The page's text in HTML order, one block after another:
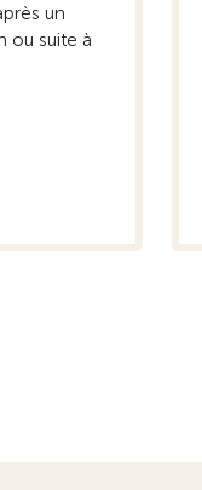
un
ou suite à